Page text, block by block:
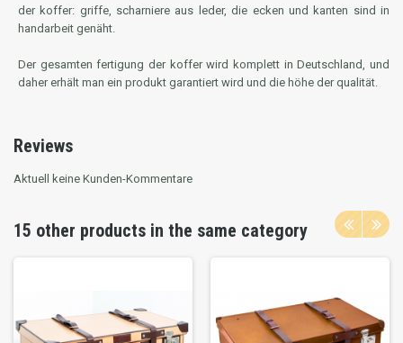
der koffer: griffe, scharniere aus leder, die ecken und kanten sind in
handarbeit genäht.
Der gesamten fertigung der koffer wird komplett in Deutschland, und
daher erhält man ein produkt garantiert wird und die höhe der qualität.
Reviews
Aktuell keine Kunden-Kommentare
15 other products in the same category